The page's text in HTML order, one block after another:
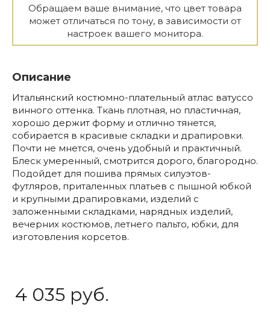
Обращаем ваше внимание, что цвет товара
может отличаться по тону, в зависимости от
настроек вашего монитора.
Описание
Итальянский костюмно-плательный атлас ватуссо
винного оттенка. Ткань плотная, но пластичная,
хорошо держит форму и отлично тянется,
собирается в красивые складки и драпировки.
Почти не мнется, очень удобный и практичный.
Блеск умеренный, смотрится дорого, благородно.
Подойдет для пошива прямых силуэтов-
футляров, приталенных платьев с пышной юбкой
и крупными драпировками, изделий с
заложенными складками, нарядных изделий,
вечерних костюмов, летнего пальто, юбки, для
изготовления корсетов.
4 035 руб.